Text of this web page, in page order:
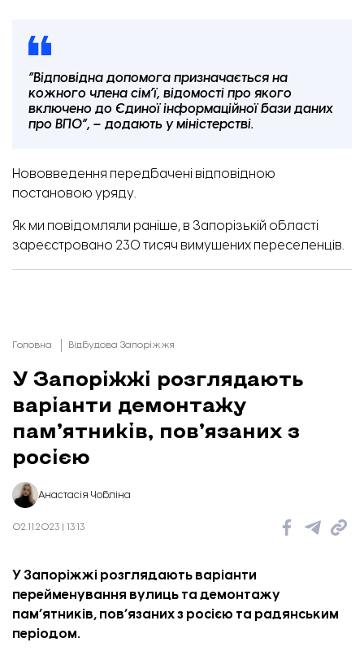
“Відповідна допомога призначається на
кожного члена сім’ї, відомості про якого
включено до Єдиної інформаційної бази даних
про ВПО”, – додають у міністерстві.
Нововведення передбачені відповідною
постановою уряду.
Як ми повідомляли раніше, в Запорізькій області
зареєстровано 230 тисяч вимушених переселенців.
Головна Відбудова Запоріжжя
У Запоріжжі розглядають
варіанти демонтажу
пам’ятників, пов’язаних з
росією
Анастасія Чобліна
02.11.2023 | 13:13
У Запоріжжі розглядають варіанти
перейменування вулиць та демонтажу
пам’ятників, пов’язаних з росією та радянським
періодом.